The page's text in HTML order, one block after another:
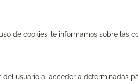
de cookies, le informamos sobre las
usuario al acceder a determinadas